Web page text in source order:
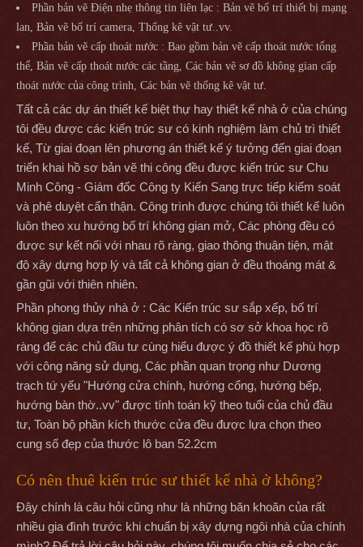
Phần bản vẽ Điện nhẹ thông tin liên lạc : Bản vẽ bố trí thiết bị mạng
lan, Bản vẽ bố trí camera, Thống kê vật tư..vv.
Phần bản vẽ cấp thoát nước : Bao gồm bản vẽ cấp thoát nước tổng
thể, Bản vẽ cấp thoát nước các tầng, Các bản vẽ sơ đồ không gian cấp
thoát nước của công trình, Các bản vẽ thống kê vật tư.
Tất cả các dự án thiết kế biệt thự hay thiết kế nhà ở của chúng
tôi đều được các kiến trúc sư có kinh nghiệm làm chủ trì thiết
kế, Từ giai đoạn lên phương án thiết kế ý tưởng đến giai đoạn
triển khai hồ sơ bản vẽ thi công đều được kiến trúc sư Chu
Minh Công - Giám đốc Công ty Kiến Sang trực tiếp kiểm soát
và phê duyệt cẩn thận. Công trình được chúng tôi thiết kế luôn
luôn theo xu hướng bố trí không gian mở, Các phòng đều có
được sự kết nối với nhau rõ ràng, giao thông thuận tiện, mật
độ xây dựng hợp lý và tất cả không gian ở đều thoáng mát &
gần gũi với thiên nhiên.
Phần phong thủy nhà ở : Các Kiến trúc sư sắp xếp, bố trí
không gian dựa trên những phân tích có sơ sở khoa học rõ
ràng để các chủ đầu tư cùng hiểu được ý đồ thiết kế phù hợp
với công năng sử dụng, Các phần quan trọng như Dương
trạch tứ yếu "Hướng cửa chính, hướng cổng, hướng bếp,
hướng bàn thờ..vv" được tính toán kỹ theo tuổi của chủ đầu
tư, Toàn bộ phần kích thước cửa đều được lựa chọn theo
cung số đẹp của thước lô ban 52.2cm
Có nên thuê kiến trúc sư thiết kế nhà ở không?
Đây chính là câu hỏi cũng như là những băn khoăn của rất
nhiều gia đình trước khi chuẩn bị xây dựng ngôi nhà của chính